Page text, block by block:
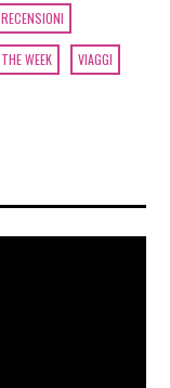
RECENSIONI
THE WEEK VIAGGI